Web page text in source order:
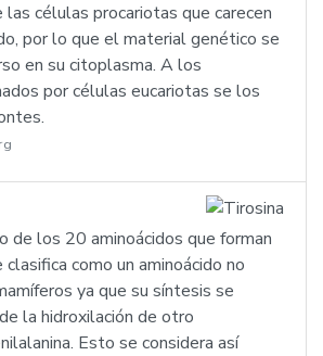
las células procariotas que carecen
por lo que el material genético se
en su citoplasma. A los
por células eucariotas se los
de los 20 aminoácidos que forman
como un aminoácido no
ya que su síntesis se
la hidroxilación de otro
Esto se considera así